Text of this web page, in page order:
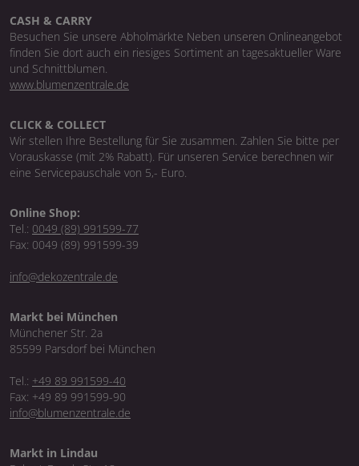
CASH & CARRY
Besuchen Sie unsere Abholmärkte Neben unseren Onlineangebot
finden Sie dort auch ein riesiges Sortiment an tagesaktueller Ware
und Schnittblumen.
www.blumenzentrale.de
CLICK & COLLECT
Wir stellen Ihre Bestellung für Sie zusammen. Zahlen Sie bitte per
Vorauskasse (mit 2% Rabatt). Für unseren Service berechnen wir
eine Servicepauschale von 5,- Euro.
Online Shop:
Tel.: 0049 (89) 991599-77
Fax: 0049 (89) 991599-39
info@dekozentrale.de
Markt bei München
Münchener Str. 2a
85599 Parsdorf bei München
Tel.: +49 89 991599-40
Fax: +49 89 991599-90
info@blumenzentrale.de
Markt in Lindau